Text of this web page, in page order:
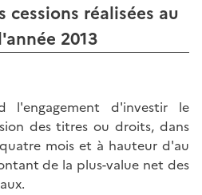
cessions réalisées au
2013
l'engagement d'investir le
des titres ou droits, dans
mois et à hauteur d'au
de la plus-value net des